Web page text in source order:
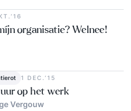
organisatie? Welnee!
1 DEC.‘15
op het werk
Vergouw